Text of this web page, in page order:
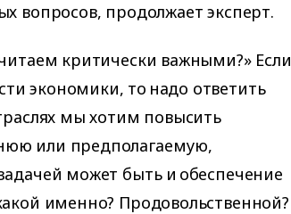
вопросов, продолжает эксперт.
критически важными?» Если
экономики, то надо ответить
мы хотим повысить
или предполагаемую,
может быть и обеспечение
именно? Продовольственной?